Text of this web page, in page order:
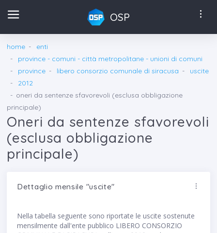
OSP
home
enti
province - comuni - città metropolitane - unioni di comuni
province
libero consorzio comunale di siracusa
uscite
2012
oneri da sentenze sfavorevoli (esclusa obbligazione
principale)
Oneri da sentenze sfavorevoli
(esclusa obbligazione
principale)
Dettaglio mensile "uscite"
Nella tabella seguente sono riportate le uscite sostenute
mensilmente dall'ente pubblico LIBERO CONSORZIO